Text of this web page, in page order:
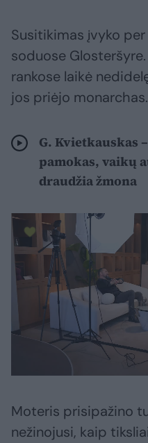
Susitikimas įvyko
soduose
rankose laikė
jos priėjo monarchas.
G. Kvietkauskas
pamokas, vaikų
draudžia žmona
Moteris prisipažino
nežinojusi, kaip